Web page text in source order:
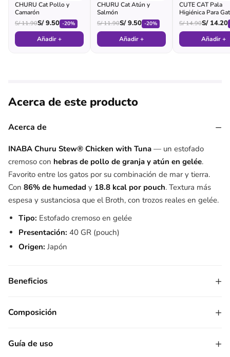
CHURU Cat Pollo y
Camarón
S/11.90S/9.50 -20%
Añadir +
CHURU Cat Atún y
Salmón
S/11.90S/9.50 -20%
Añadir +
CUTE CAT Pala
Higiénica Para
(morada)
S/14.90S/14.20
Añadir +
Acerca de este producto
Acerca de −
INABA Churu Stew® Chicken with Tuna — un estofado
cremoso con hebras de pollo de granja y atún en gelée.
Favorito entre los gatos por su combinación de mar y tierra.
Con 86% de humedad y 18.8 kcal por pouch. Textura más
espesa y sustanciosa que el Broth, con trozos reales en gelée.
Tipo: Estofado cremoso en gelée
Presentación: 40 GR (pouch)
Origen: Japón
Beneficios +
Composición +
Guía de uso +